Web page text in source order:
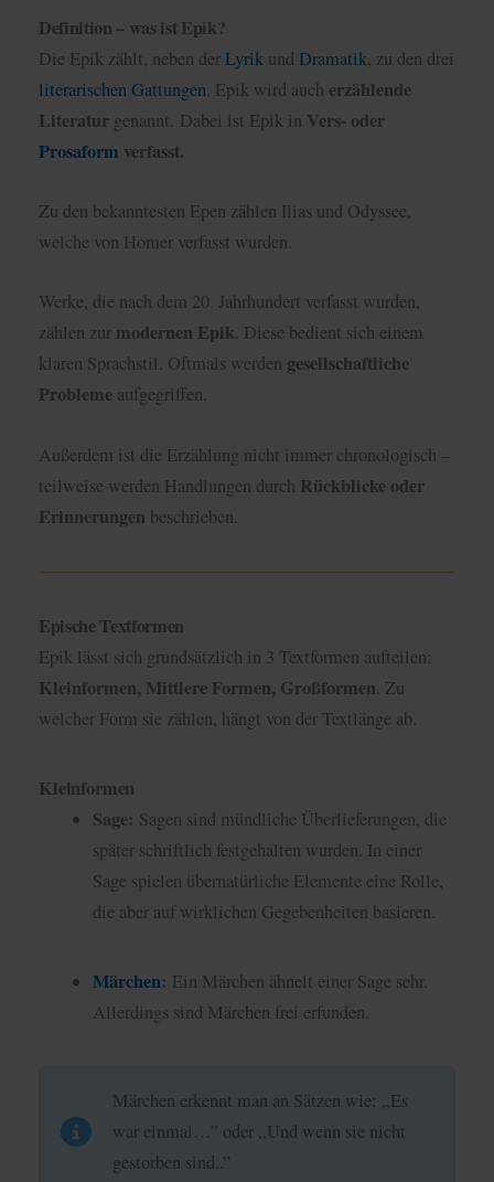
Definition – was ist Epik?
Die Epik zählt, neben der Lyrik und Dramatik, zu den drei
literarischen Gattungen . Epik wird auch erzählende
Literatur genannt. Dabei ist Epik in Vers- oder
Prosaform verfasst.
Zu den bekanntesten Epen zählen Ilias und Odyssee,
welche von Homer verfasst wurden.
Werke, die nach dem 20. Jahrhundert verfasst wurden,
zählen zur modernen Epik . Diese bedient sich einem
klaren Sprachstil. Oftmals werden gesellschaftliche
Probleme aufgegriffen.
Außerdem ist die Erzählung nicht immer chronologisch –
teilweise werden Handlungen durch Rückblicke oder
Erinnerungen beschrieben.
Epische Textformen
Epik lässt sich grundsätzlich in 3 Textformen aufteilen:
Kleinformen, Mittlere Formen, Großformen . Zu
welcher Form sie zählen, hängt von der Textlänge ab.
Kleinformen
Sage: Sagen sind mündliche Überlieferungen, die
später schriftlich festgehalten wurden. In einer
Sage spielen übernatürliche Elemente eine Rolle,
die aber auf wirklichen Gegebenheiten basieren.
Märchen: Ein Märchen ähnelt einer Sage sehr.
Allerdings sind Märchen frei erfunden.
Märchen erkennt man an Sätzen wie: ,,Es
war einmal…” oder ,,Und wenn sie nicht
gestorben sind..”